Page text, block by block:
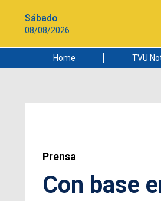
Sábado
08/08/2026
Home TVU
Ciudad
Prensa
Con base